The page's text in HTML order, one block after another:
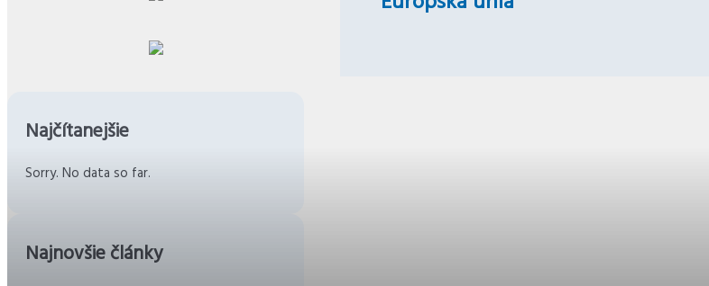
Najčítanejšie
Sorry. No data so far.
Najnovšie články